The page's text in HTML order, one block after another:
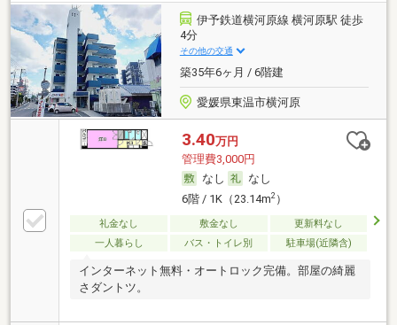
伊予鉄道横河原線 横河原駅 徒歩
4分
その他の交通
築35年6ヶ月 / 6階建
愛媛県東温市横河原
3.40万円
管理費3,000円
なし
なし
6階 / 1K（23.14m2）
礼金なし 敷金なし
更新料なし
一人暮らし
バス・トイレ別 駐車場(近隣含)
インターネット無料・オートロック完備。部屋の綺麗
さダントツ。